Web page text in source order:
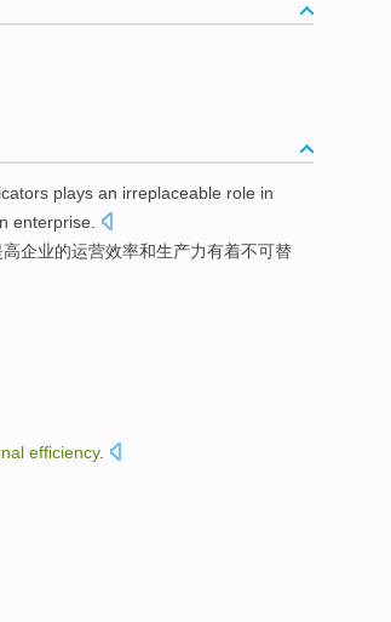
plays an irreplaceable role in
enterprise
高企业的运营效率和生产力有着不可替
efficiency.